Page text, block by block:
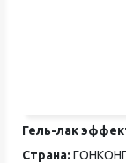
Гель-лак
Страна: